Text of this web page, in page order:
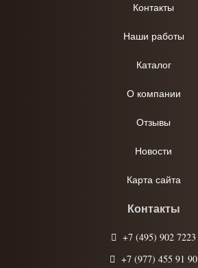
Контакты
Наши работы
Каталог
О компании
Отзывы
Новости
Карта сайта
Контакты
+7 (495) 902 7223
+7 (977) 455 91 90